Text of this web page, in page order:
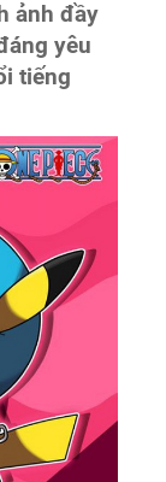
ảnh đầy
yêu
tiếng